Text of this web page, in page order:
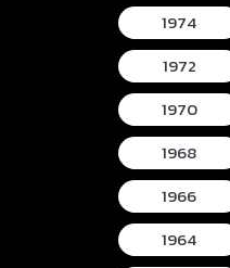
1974
1972
1970
1968
1966
1964